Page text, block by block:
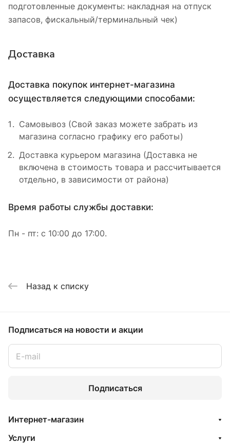
подготовленные документы: накладная на отпуск
запасов, фискальный/терминальный чек)
Доставка
Доставка покупок интернет-магазина
осуществляется следующими способами:
Самовывоз (Свой заказ можете забрать из
магазина согласно графику его работы)
Доставка курьером магазина (Доставка не
включена в стоимость товара и рассчитывается
отдельно, в зависимости от района)
Время работы службы доставки:
Пн - пт: с 10:00 до 17:00.
Назад к списку
Подписаться на новости и акции
Подписаться
Интернет-магазин
Услуги